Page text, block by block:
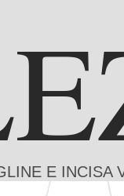
E INCISA